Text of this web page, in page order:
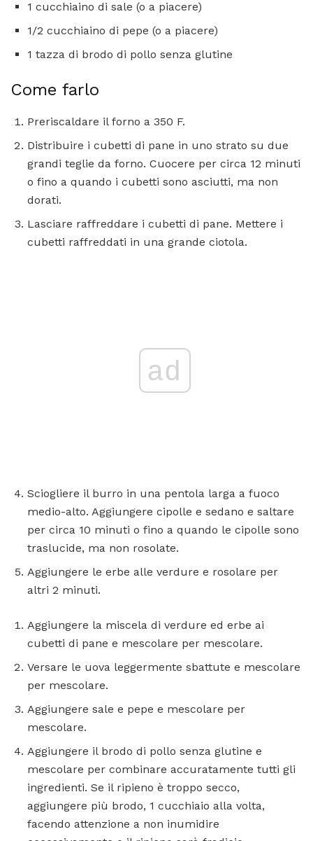
1 cucchiaino di sale (o a piacere)
1/2 cucchiaino di pepe (o a piacere)
1 tazza di brodo di pollo senza glutine
Come farlo
Preriscaldare il forno a 350 F.
Distribuire i cubetti di pane in uno strato su due
grandi teglie da forno. Cuocere per circa 12 minuti
o fino a quando i cubetti sono asciutti, ma non
dorati.
Lasciare raffreddare i cubetti di pane. Mettere i
cubetti raffreddati in una grande ciotola.
ad
Sciogliere il burro in una pentola larga a fuoco
medio-alto. Aggiungere cipolle e sedano e saltare
per circa 10 minuti o fino a quando le cipolle sono
traslucide, ma non rosolate.
Aggiungere le erbe alle verdure e rosolare per
altri 2 minuti.
Aggiungere la miscela di verdure ed erbe ai
cubetti di pane e mescolare per mescolare.
Versare le uova leggermente sbattute e mescolare
per mescolare.
Aggiungere sale e pepe e mescolare per
mescolare.
Aggiungere il brodo di pollo senza glutine e
mescolare per combinare accuratamente tutti gli
ingredienti. Se il ripieno è troppo secco,
aggiungere più brodo, 1 cucchiaio alla volta,
facendo attenzione a non inumidire